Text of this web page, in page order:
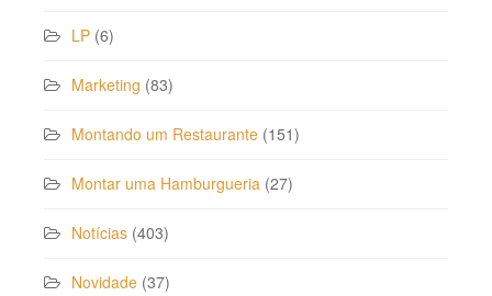
LP (6)
Marketing (83)
Montando um Restaurante (151)
Montar uma Hamburgueria (27)
Notícias (403)
Novidade (37)